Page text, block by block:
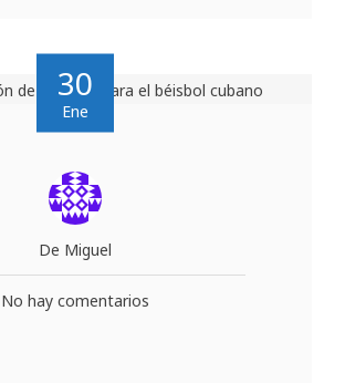
30
Ene
De Miguel
No hay comentarios